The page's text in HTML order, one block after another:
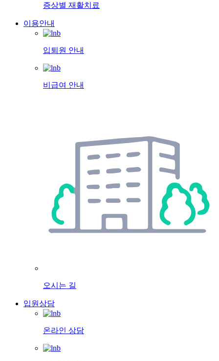
증상별 재활치료
이용안내
입퇴원 안내
비급여 안내
오시는 길
입원상담
온라인 상담